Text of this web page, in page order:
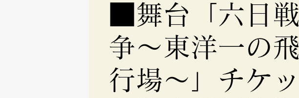
■舞台「六日戦
争～東洋一の飛
行場〜」チケッ